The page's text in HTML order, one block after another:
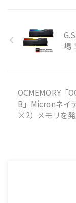
場
OCMEMORY「
B」Micronネイ
×2）メモリを